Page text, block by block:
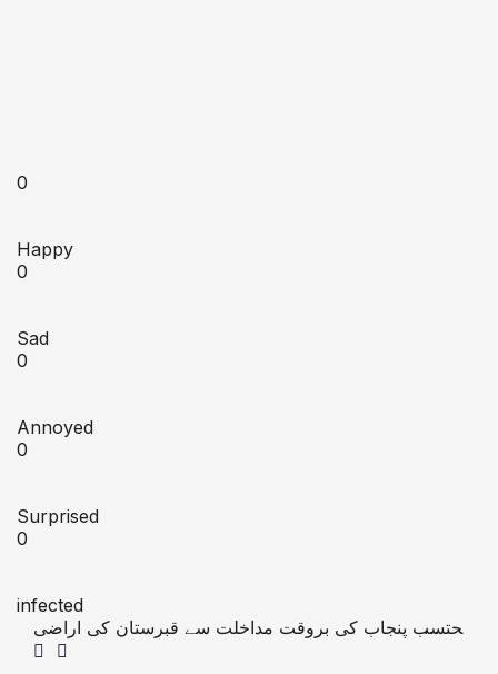
0
Happy
0
Sad
0
Annoyed
0
Surprised
0
infected
محتسب پنجاب کی بروقت مداخلت سے قبرستان کی اراضی
تجاوزات مافیا سے واگزار